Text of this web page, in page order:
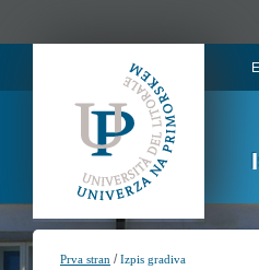
Prva stran /Izpis gradiva